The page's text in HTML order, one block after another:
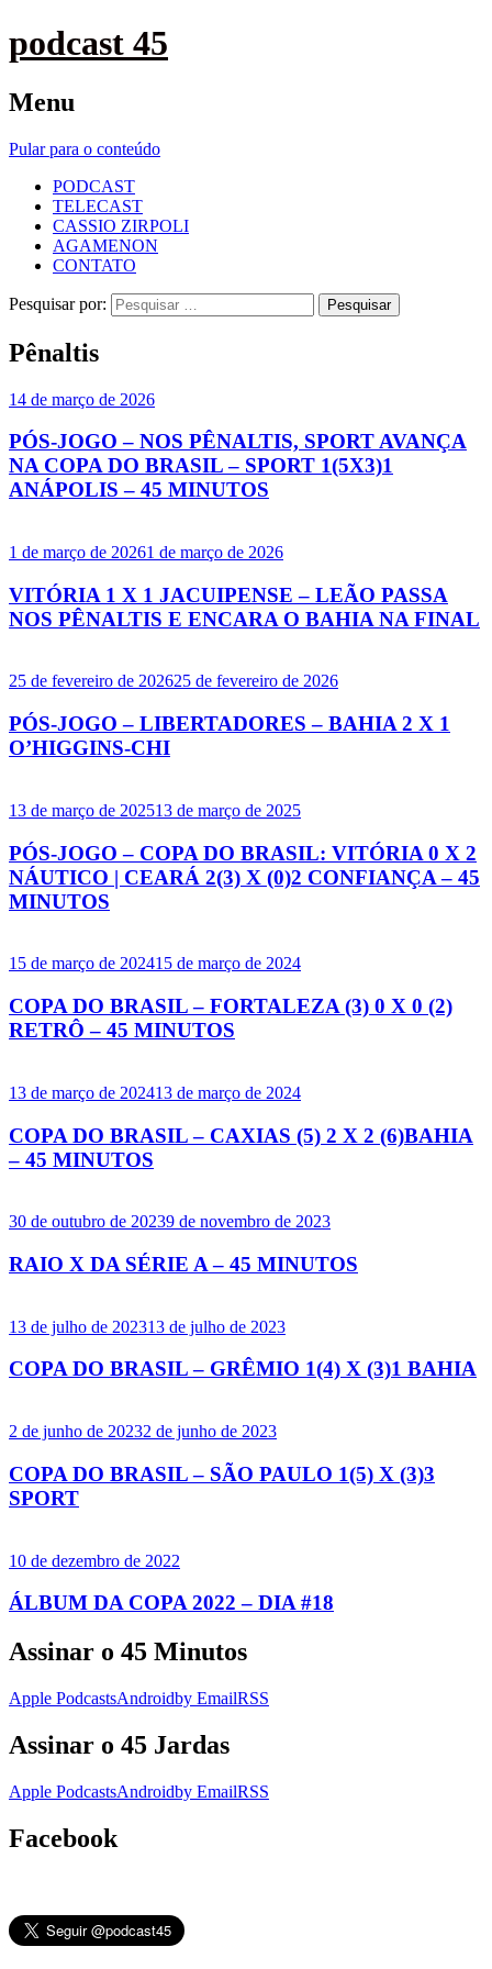
podcast 45
Menu
Pular para o conteúdo
PODCAST
TELECAST
CASSIO ZIRPOLI
AGAMENON
CONTATO
Pesquisar por:
Pênaltis
14 de março de 2026
PÓS-JOGO – NOS PÊNALTIS, SPORT AVANÇA
NA COPA DO BRASIL – SPORT 1(5X3)1
ANÁPOLIS – 45 MINUTOS
1 de março de 20261 de março de 2026
VITÓRIA 1 X 1 JACUIPENSE – LEÃO PASSA
NOS PÊNALTIS E ENCARA O BAHIA NA FINAL
25 de fevereiro de 202625 de fevereiro de 2026
PÓS-JOGO – LIBERTADORES – BAHIA 2 X 1
O’HIGGINS-CHI
13 de março de 202513 de março de 2025
PÓS-JOGO – COPA DO BRASIL: VITÓRIA 0 X 2
NÁUTICO | CEARÁ 2(3) X (0)2 CONFIANÇA – 45
MINUTOS
15 de março de 202415 de março de 2024
COPA DO BRASIL – FORTALEZA (3) 0 X 0 (2)
RETRÔ – 45 MINUTOS
13 de março de 202413 de março de 2024
COPA DO BRASIL – CAXIAS (5) 2 X 2 (6)BAHIA
– 45 MINUTOS
30 de outubro de 20239 de novembro de 2023
RAIO X DA SÉRIE A – 45 MINUTOS
13 de julho de 202313 de julho de 2023
COPA DO BRASIL – GRÊMIO 1(4) X (3)1 BAHIA
2 de junho de 20232 de junho de 2023
COPA DO BRASIL – SÃO PAULO 1(5) X (3)3
SPORT
10 de dezembro de 2022
ÁLBUM DA COPA 2022 – DIA #18
Assinar o 45 Minutos
Apple PodcastsAndroidby EmailRSS
Assinar o 45 Jardas
Apple PodcastsAndroidby EmailRSS
Facebook